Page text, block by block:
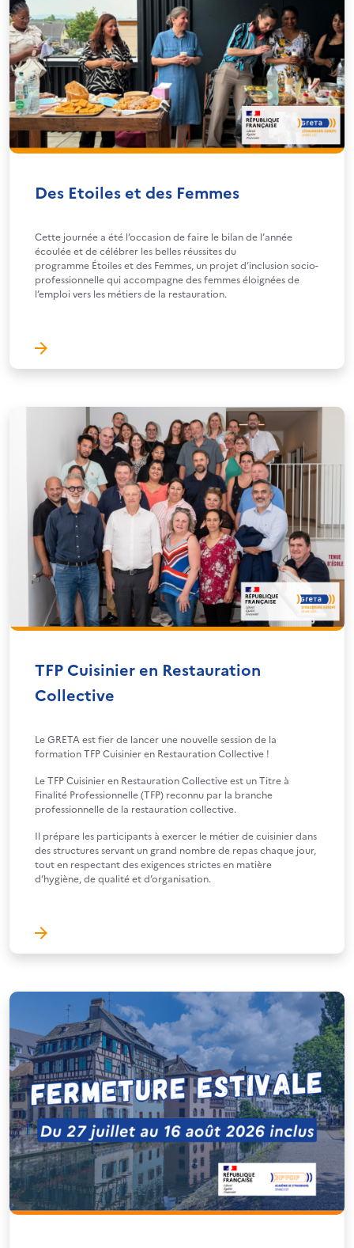
Des Etoiles et des Femmes
Cette journée a été l’occasion de faire le bilan de l’année
écoulée et de célébrer les belles réussites du
programme Étoiles et des Femmes, un projet d’inclusion socio-
professionnelle qui accompagne des femmes éloignées de
l’emploi vers les métiers de la restauration.
TFP Cuisinier en Restauration
Collective
Le GRETA est fier de lancer une nouvelle session de la
formation TFP Cuisinier en Restauration Collective !
Le TFP Cuisinier en Restauration Collective est un Titre à
Finalité Professionnelle (TFP) reconnu par la branche
professionnelle de la restauration collective.
Il prépare les participants à exercer le métier de cuisinier dans
des structures servant un grand nombre de repas chaque jour,
tout en respectant des exigences strictes en matière
d’hygiène, de qualité et d’organisation.